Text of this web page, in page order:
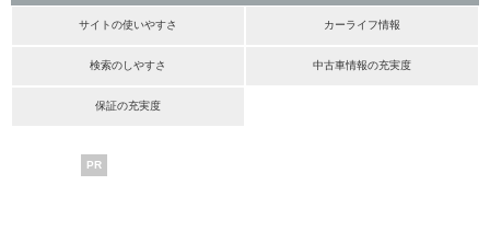
サイトの使いやすさ カーライフ情報
検索のしやすさ 中古車情報の充実度
保証の充実度
PR